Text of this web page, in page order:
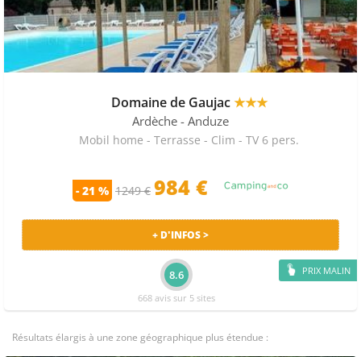
Domaine de Gaujac★★★
Ardèche - Anduze
Mobil home - Terrasse - Clim - TV 6 pers.
- 21 % 1249 € 984 €
PRIX MALIN
+ D'INFOS >
8.6
668 avis sur 5 sites
Résultats élargis à une zone géographique plus étendue :